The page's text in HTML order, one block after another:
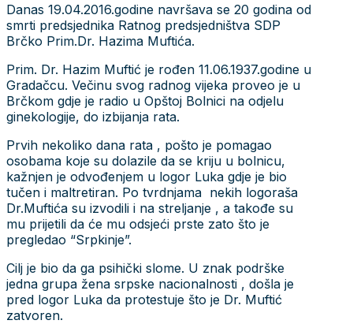
Danas 19.04.2016.godine navršava se 20 godina od
smrti predsjednika Ratnog predsjedništva SDP
Brčko Prim.Dr. Hazima Muftića.
Prim. Dr. Hazim Muftić je rođen 11.06.1937.godine u
Gradačcu. Večinu svog radnog vijeka proveo je u
Brčkom gdje je radio u Opštoj Bolnici na odjelu
ginekologije, do izbijanja rata.
Prvih nekoliko dana rata , pošto je pomagao
osobama koje su dolazile da se kriju u bolnicu,
kažnjen je odvođenjem u logor Luka gdje je bio
tučen i maltretiran. Po tvrdnjama nekih logoraša
Dr.Muftića su izvodili i na streljanje , a takođe su
mu prijetili da će mu odsjeći prste zato što je
pregledao “Srpkinje”.
Cilj je bio da ga psihički slome. U znak podrške
jedna grupa žena srpske nacionalnosti , došla je
pred logor Luka da protestuje što je Dr. Muftić
zatvoren.